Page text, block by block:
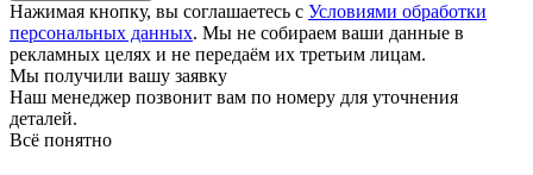
Нажимая кнопку, вы соглашаетесь с Условиями обработки
персональных данных. Мы не собираем ваши данные в
рекламных целях и не передаём их третьим лицам.
Мы получили вашу заявку
Наш менеджер позвонит вам по номеру для уточнения
деталей.
Всё понятно